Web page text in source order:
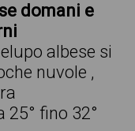
domani e
albese si
nuvole ,
fino 32°